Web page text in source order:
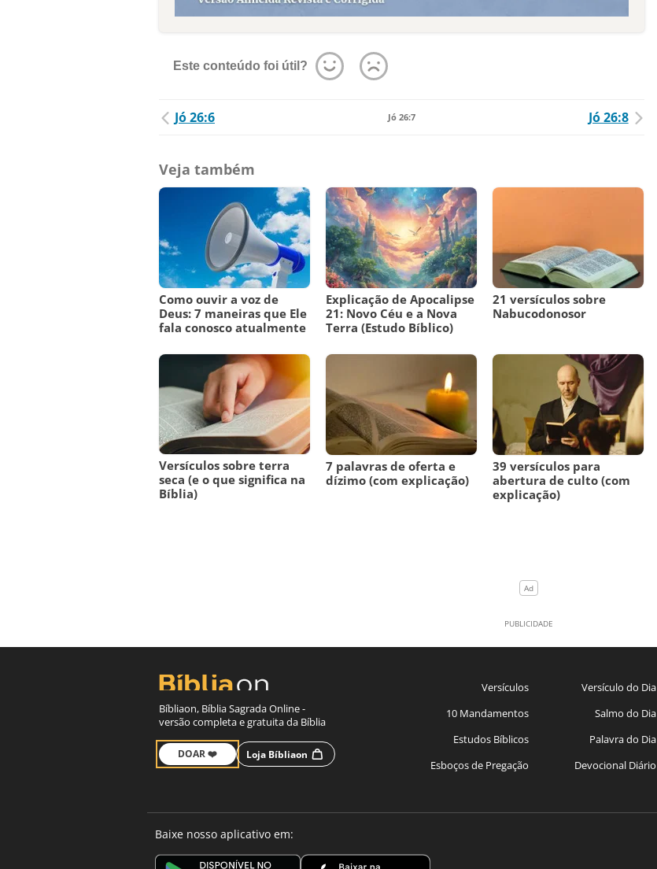
Este conteúdo foi útil?
Jó 26:6 Jó 26:7 Jó 26:8
Veja também
Como ouvir a voz de
Deus: 7 maneiras que Ele
fala conosco atualmente
Explicação de Apocalipse
21: Novo Céu e a Nova
Terra (Estudo Bíblico)
21 versículos sobre
Nabucodonosor
Versículos sobre terra
seca (e o que significa na
Bíblia)
7 palavras de oferta e
dízimo (com explicação)
39 versículos para
abertura de culto (com
explicação)
Bíbliaon, Bíblia Sagrada Online -
versão completa e gratuita da Bíblia
DOAR ❤️ Loja Bíbliaon
Versículos
10 Mandamentos
Estudos Bíblicos
Esboços de Pregação
Versículo do Dia
Salmo do Dia
Palavra do Dia
Devocional Diário
Baixe nosso aplicativo em: